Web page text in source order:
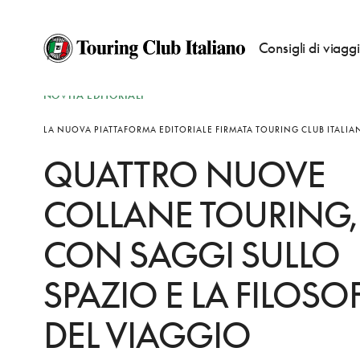
Consigli di
NOVITÀ EDITORIALI
LA NUOVA PIATTAFORMA EDITORIALE FIRMATA TOURING CLUB
QUATTRO NUOVE
COLLANE TOURING,
CON SAGGI SULLO
SPAZIO E LA
DEL VIAGGIO